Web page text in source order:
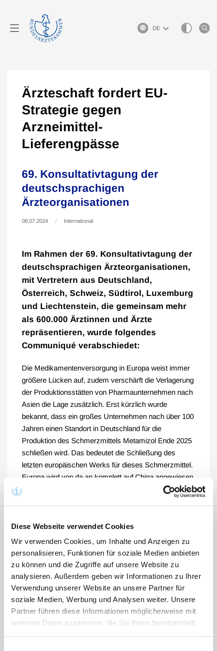
Diese Webseite verwendet Cookies
Wir verwenden Cookies, um Inhalte und Anzeigen zu
personalisieren, Funktionen für soziale Medien anbieten
zu können und die Zugriffe auf unsere Website zu
analysieren. Außerdem geben wir Informationen zu Ihrer
Verwendung unserer Website an unsere Partner für
soziale Medien, Werbung und Analysen weiter. Unsere
Partner führen diese Informationen möglicherweise mit
weiteren Daten zusammen, die Sie ihnen bereitgestellt
Sprachauswahl
Ärzteschaft fordert EU-
Strategie gegen
Arzneimittel-
Lieferengpässe
69. Konsultativtagung der
deutschsprachigen
Ärzteorganisationen
08.07.2024 International
Im Rahmen der 69. Konsultativtagung der
deutschsprachigen Ärzteorganisationen,
mit Vertretern aus Deutschland,
Österreich, Schweiz, Südtirol, Luxemburg
und Liechtenstein, die gemeinsam mehr
als 600.000 Ärztinnen und Ärzte
repräsentieren, wurde folgendes
Communiqué verabschiedet:
Die Medikamentenversorgung in Europa weist immer
größere Lücken auf, zudem verschärft die Verlagerung
der Produktionsstätten von Pharmaunternehmen nach
Asien die Lage zusätzlich. Erst kürzlich wurde
bekannt, dass ein großes Unternehmen nach über 100
Jahren einen Standort in Deutschland für die
Produktion des Schmerzmittels Metamizol Ende 2025
schließen wird. Das bedeutet die Schließung des
letzten europäischen Werks für dieses Schmerzmittel.
Europa wird von da an komplett auf China angewiesen
sein.
Versorgungsprobleme bei essenziellen Medikamenten
wie Antibiotika. Auch aktuell sind Ärztinnen und Ärzte
und ihre Patientinnen und Patienten mit
Lieferengpässen bei Hunderten von Arzneimitteln
konfrontiert. Die mangelnde Verfügbarkeit erschwert
zunehmend die bestmögliche medizinische
Behandlung und schränkt den ärztlichen Spielraum bei
der Therapiefindung in teils unzumutbarer Weise ein.